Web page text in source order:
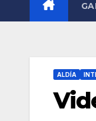
ALDÍA